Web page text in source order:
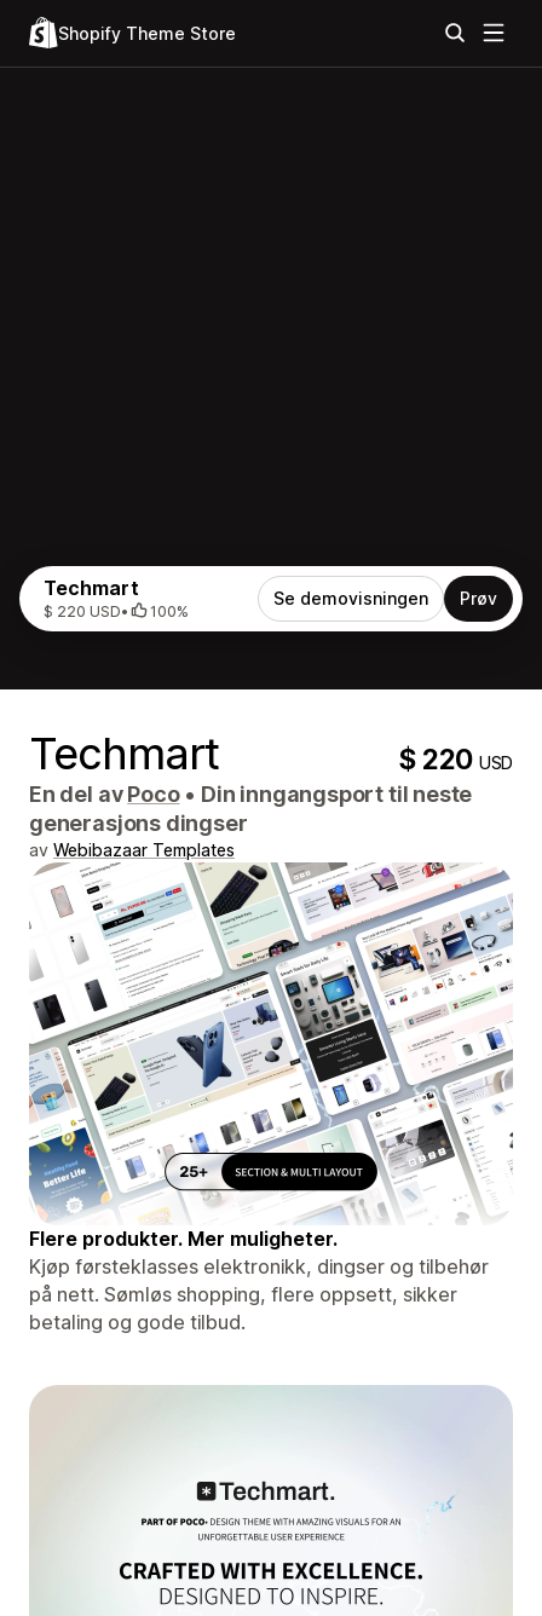
Shopify Theme Store
Techmart
$ 220 USD• 100%
Se demovisningen Prøv
Techmart $ 220USD
En del avPoco • Din inngangsport til neste
generasjons dingser
av Webibazaar Templates
Flere produkter. Mer muligheter.
Kjøp førsteklasses elektronikk, dingser og tilbehør
på nett. Sømløs shopping, flere oppsett, sikker
betaling og gode tilbud.